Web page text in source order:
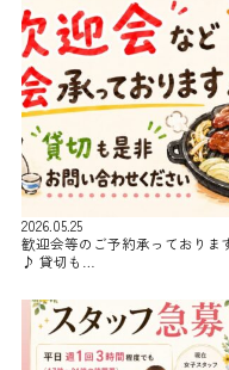
2026.05.25
歓迎会等のご予約承っておりま
♪ 貸切も…